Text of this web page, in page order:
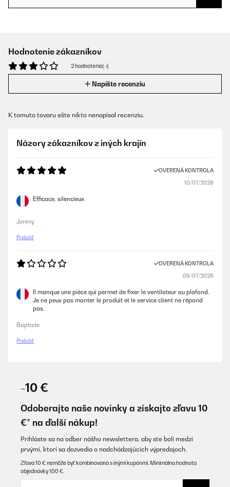
Hodnotenie zákazníkov
2 hodnotenia(-í)
Napíšte recenziu
K tomuto tovaru ešte nikto nenapísal recenziu.
Názory zákazníkov z iných krajín
OVERENÁ KONTROLA
10/07/2026
Efficace, silencieux
Jimmy
Preložiť
OVERENÁ KONTROLA
09/07/2026
Il manque une pièce qui permet de fixer le ventilateur au plafond.
Je ne peux pas monter le produit et le service client ne répond
pas.
Baptiste
Preložiť
-10 €
Odoberajte naše novinky a získajte zľavu 10
€* na ďalší nákup!
Prihláste sa na odber nášho newslettera, aby ste boli medzi
prvými, ktorí sa dozvedia o nadchádzajúcich výpredajoch.
Zľava 10 € nemôže byť kombinovaná s inými kupónmi. Minimálna hodnota
objednávky 100 €.